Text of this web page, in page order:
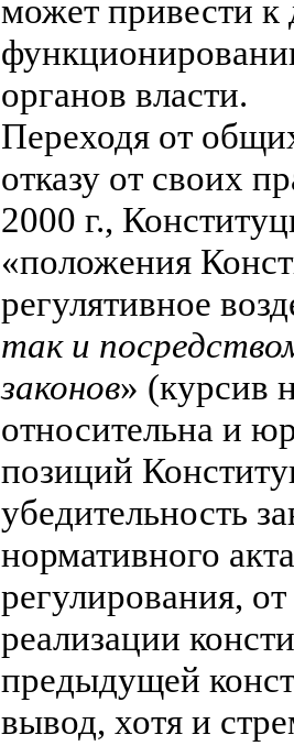
может привести к
органов власти.
Переходя от
отказу от своих
2000 г.,
«положения
регулятивное
так и
законов» (курсив
относительна и
позиций
убедительность
нормативного
регулирования,
реализации
предыдущей
вывод, хотя и